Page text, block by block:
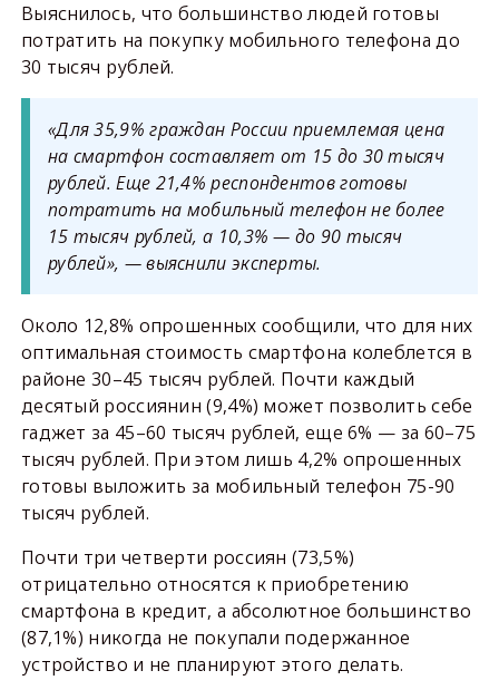
Выяснилось, что большинство людей готовы
потратить на покупку мобильного телефона до
30 тысяч рублей.
«Для 35,9% граждан России приемлемая цена
на смартфон составляет от 15 до 30 тысяч
рублей. Еще 21,4% респондентов готовы
потратить на мобильный телефон не более
15 тысяч рублей, а 10,3% — до 90 тысяч
рублей», — выяснили эксперты.
Около 12,8% опрошенных сообщили, что для них
оптимальная стоимость смартфона колеблется в
районе 30–45 тысяч рублей. Почти каждый
десятый россиянин (9,4%) может позволить себе
гаджет за 45–60 тысяч рублей, еще 6% — за 60–75
тысяч рублей. При этом лишь 4,2% опрошенных
готовы выложить за мобильный телефон 75-90
тысяч рублей.
Почти три четверти россиян (73,5%)
отрицательно относятся к приобретению
смартфона в кредит, а абсолютное большинство
(87,1%) никогда не покупали подержанное
устройство и не планируют этого делать.